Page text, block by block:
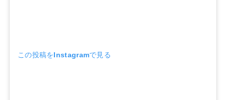
この投稿をInstagramで見る